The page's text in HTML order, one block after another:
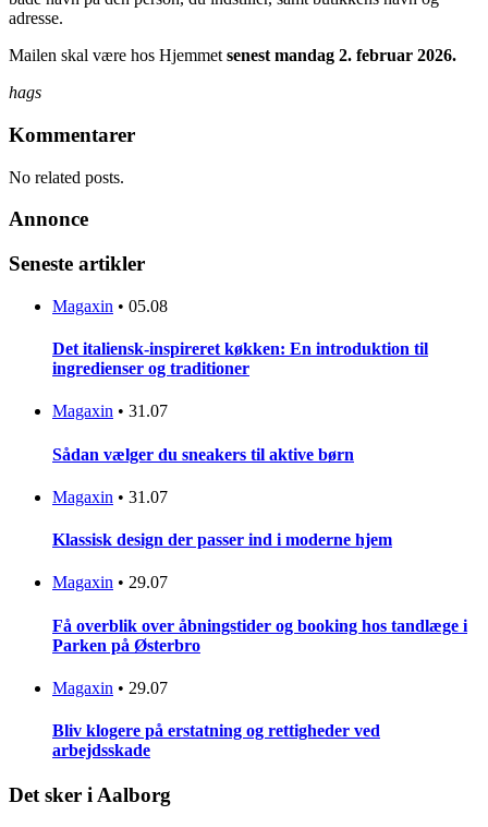
adresse.
Mailen skal være hos Hjemmet senest mandag 2. februar 2026.
hags
Kommentarer
No related posts.
Annonce
Seneste artikler
Magaxin • 05.08
Det italiensk-inspireret køkken: En introduktion til
ingredienser og traditioner
Magaxin • 31.07
Sådan vælger du sneakers til aktive børn
Magaxin • 31.07
Klassisk design der passer ind i moderne hjem
Magaxin • 29.07
Få overblik over åbningstider og booking hos tandlæge i
Parken på Østerbro
Magaxin • 29.07
Bliv klogere på erstatning og rettigheder ved
arbejdsskade
Det sker i Aalborg